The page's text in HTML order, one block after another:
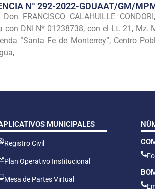
N° 292-2022-GDUAAT/GM/
FRANCISCO CALAHUILLE
con DNI N* 01238738, con el Lt. 21,
“Santa Fe de Monterrey”, Centro
MUNICIPALES
Registro Civil
Plan Operativo Institucional
Mesa de Partes Virtual